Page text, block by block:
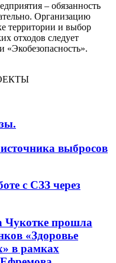
– обязанность
Организацию
территории и выбор
отходов следует
«Экобезопасность».
выбросов
с СЗЗ через
Чукотке прошла
«Здоровье
в рамках